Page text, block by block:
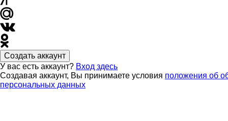
Создать аккаунт
У вас есть аккаунт? Вход здесь
Создавая аккаунт, Вы принимаете условия положения об
персональных данных